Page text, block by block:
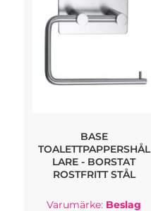
BASE
TOALETTPAPPERSHÅL
LARE - BORSTAT
ROSTFRITT STÅL
Varumärke: Beslag